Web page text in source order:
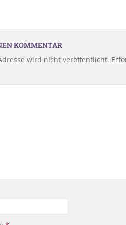
KOMMENTAR
wird nicht veröffentlicht.